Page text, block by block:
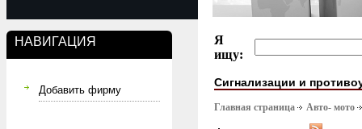
НАВИГАЦИЯ
Добавить фирму
Я
ищу:
Сигнализации и
Главная страница Авто- мото